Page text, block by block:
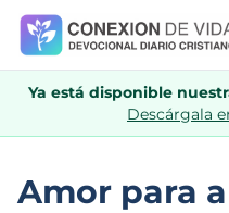
Ya está disponible
Descárgala
Amor para